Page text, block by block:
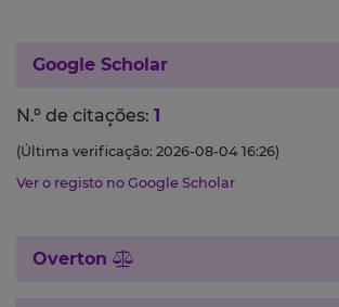
Google Scholar
N.º de citações: 1
(Última verificação: 2026-08-04 16:26)
Ver o registo no Google Scholar
Overton